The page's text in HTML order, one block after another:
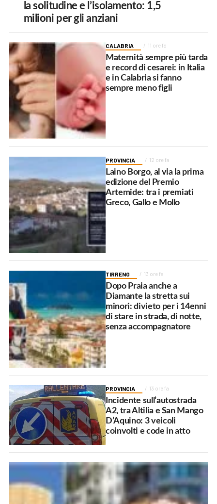
la solitudine e l’isolamento: 1,5
milioni per gli anziani
CALABRIA 11 ore fa
Maternità sempre più tarda
e record di cesarei: in Italia
e in Calabria si fanno
sempre meno figli
PROVINCIA 12 ore fa
Laino Borgo, al via la prima
edizione del Premio
Artemide: tra i premiati
Greco, Gallo e Mollo
TIRRENO 13 ore fa
Dopo Praia anche a
Diamante la stretta sui
minori: divieto per i 14enni
di stare in strada, di notte,
senza accompagnatore
PROVINCIA 13 ore fa
Incidente sull’autostrada
A2, tra Altilia e San Mango
D’Aquino: 3 veicoli
coinvolti e code in atto